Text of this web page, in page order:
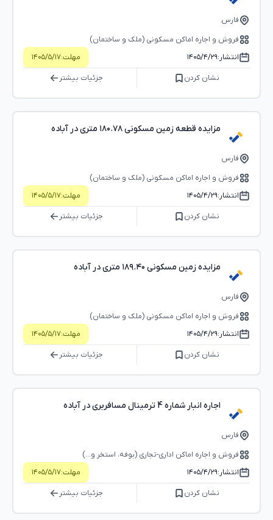
فارس
فروش و اجاره اماکن مسکونی (ملک و ساختمان)
انتشار:۱۴۰۵/۴/۲۹ مهلت:۱۴۰۵/۵/۱۷
نشان کردن جزئیات بیشتر
مزایده قطعه زمین مسکونی ۱۸۰.۷۸ متری در آباده
فارس
فروش و اجاره اماکن مسکونی (ملک و ساختمان)
انتشار:۱۴۰۵/۴/۲۹ مهلت:۱۴۰۵/۵/۱۷
نشان کردن جزئیات بیشتر
مزایده زمین مسکونی ۱۸۹.۴۰ متری در آباده
فارس
فروش و اجاره اماکن مسکونی (ملک و ساختمان)
انتشار:۱۴۰۵/۴/۲۹ مهلت:۱۴۰۵/۵/۱۷
نشان کردن جزئیات بیشتر
اجاره انبار شماره 4 ترمینال مسافربری در آباده
فارس
فروش و اجاره اماکن اداری-تجاری (بوفه، استخر و...)
انتشار:۱۴۰۵/۴/۲۹ مهلت:۱۴۰۵/۵/۱۷
نشان کردن جزئیات بیشتر